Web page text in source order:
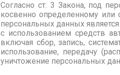
Согласно ст. 3 Закона, под
косвенно определенному или
персональных данных
с использованием средств
включая сбор, запись,
использование, передачу
уничтожение персональных